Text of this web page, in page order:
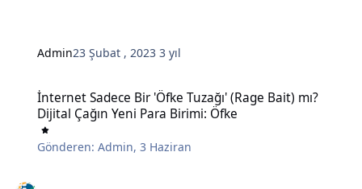
Admin23 Şubat , 20233 yıl
İnternet Sadece Bir 'Öfke Tuzağı' (Rage Bait) mı?
Dijital Çağın Yeni Para Birimi: Öfke
Gönderen:Admin,3 Haziran